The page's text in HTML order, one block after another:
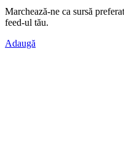
Marchează-ne ca sursă
feed-ul tău.
Adaugă